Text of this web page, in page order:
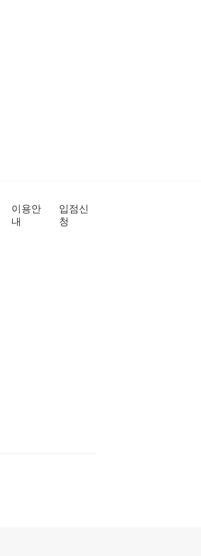
이용안
내
입점신
청